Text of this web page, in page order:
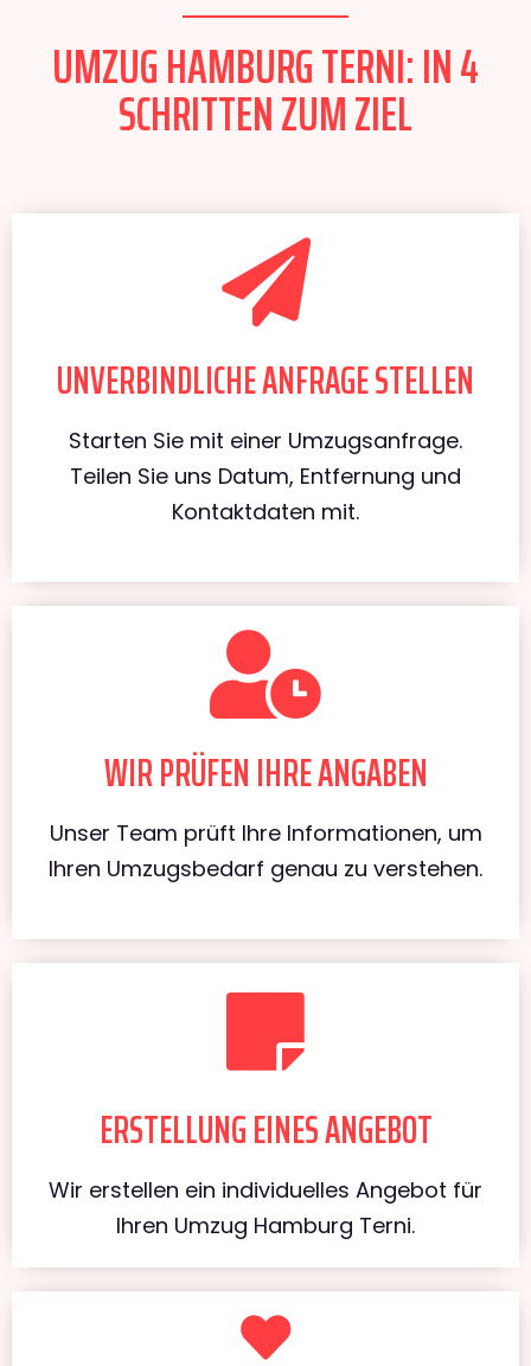
UMZUG HAMBURG TERNI: IN 4
SCHRITTEN ZUM ZIEL
UNVERBINDLICHE ANFRAGE STELLEN
Starten Sie mit einer Umzugsanfrage.
Teilen Sie uns Datum, Entfernung und
Kontaktdaten mit.
WIR PRÜFEN IHRE ANGABEN
Unser Team prüft Ihre Informationen, um
Ihren Umzugsbedarf genau zu verstehen.
ERSTELLUNG EINES ANGEBOT
Wir erstellen ein individuelles Angebot für
Ihren Umzug Hamburg Terni.